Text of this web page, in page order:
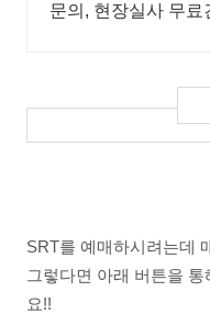
문의, 현장
SRT를 예매하시려는데
그렇다면 아래 버튼을
요!!